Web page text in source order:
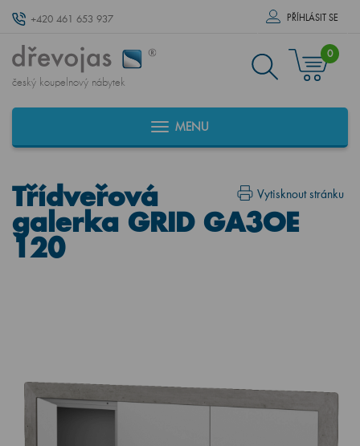
+420 461 653 937 PŘÍHLÁSIT SE
český koupelnový nábytek
0
MENU
Vytisknout stránku
Třídveřová
galerka GRID GA3OE
120